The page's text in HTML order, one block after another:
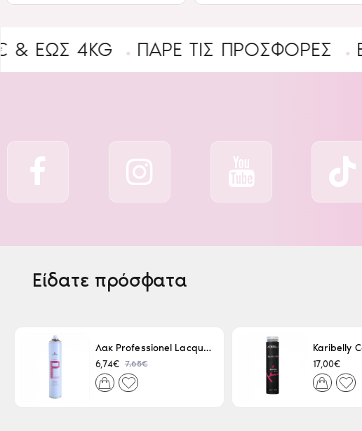
4KG ΠΑΡΕ ΤΙΣ ΠΡΟΣΦΟΡΕΣ B2B
Είδατε πρόσφατα
Λακ Professionel Lacque Super Strong 500ml
6,74€ 7,65€ 17,00€